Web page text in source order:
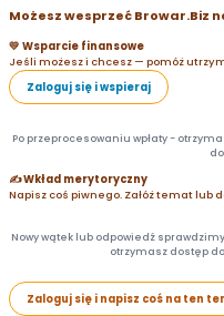
Możesz wesprzeć Browar.Biz
💛 Wsparcie finansowe
Jeśli możesz i chcesz — pomóż
Zaloguj się i wspieraj
Po przeprocesowaniu wpłaty -
✍️ Wkład merytoryczny
Napisz coś piwnego. Załóż temat lub
Nowy wątek lub odpowiedź
otrzymasz dostęp
Zaloguj się i napisz coś na ten